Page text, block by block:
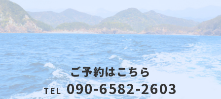
ご予約はこちら
TEL 090-6582-2603